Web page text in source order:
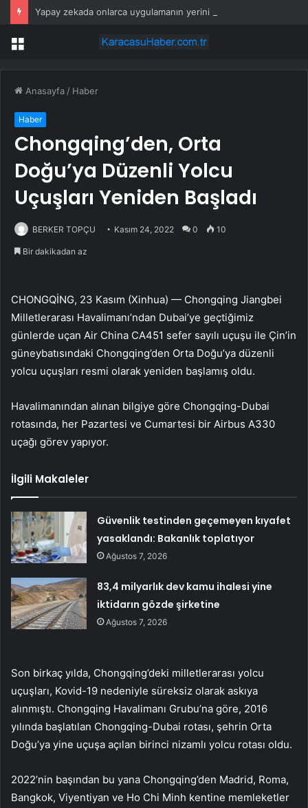
Menü
Anasayfa / Haber
Haber
Chongqing’den, Orta
Doğu’ya Düzenli Yolcu
Uçuşları Yeniden Başladı
BERKER TOPÇU Kasım 24, 2022 0 10
Bir dakikadan az
CHONGQİNG, 23 Kasım (Xinhua) — Chongqing Jiangbei
Milletlerarası Havalimanı’ndan Dubai’ye geçtiğimiz
günlerde uçan Air China CA451 sefer sayılı uçuşu ile Çin’in
güneybatısındaki Chongqing’den Orta Doğu’ya düzenli
yolcu uçuşları resmi olarak yeniden başlamış oldu.
Havalimanından alınan bilgiye göre Chongqing-Dubai
rotasında, her Pazartesi ve Cumartesi bir Airbus A330
uçağı görev yapıyor.
İlgili Makaleler
Güvenlik testinden geçemeyen kıyafet
yasaklandı: Bakanlık toplatıyor
Ağustos 7, 2026
83,4 milyarlık dev kamu ihalesi yine
iktidarın gözde şirketine
Ağustos 7, 2026
Son birkaç yılda, Chongqing’deki milletlerarası yolcu
uçuşları, Kovid-19 nedeniyle süreksiz olarak askıya
alınmıştı. Chongqing Havalimanı Grubu’na göre, 2016
yılında başlatılan Chongqing-Dubai rotası, şehrin Orta
Doğu’ya yine uçuşa açılan birinci nizamlı yolcu rotası oldu.
2022’nin başından bu yana Chongqing’den Madrid, Roma,
Bangkok, Viyentiyan ve Ho Chi Minh kentine memleketler